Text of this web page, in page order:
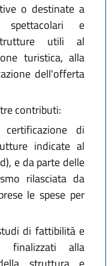
o destinate a
spettacolari e
utili al
turistica, alla
dell'offerta
contributi:
di
indicate al
e da parte delle
rilasciata da
le spese per
di fattibilità e
finalizzati alla